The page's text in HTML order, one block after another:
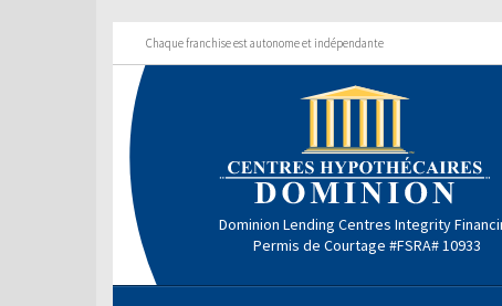
Chaque franchise est autonome et indépendante
Dominion Lending Centres Integrity
Permis de Courtage #FSRA# 10933